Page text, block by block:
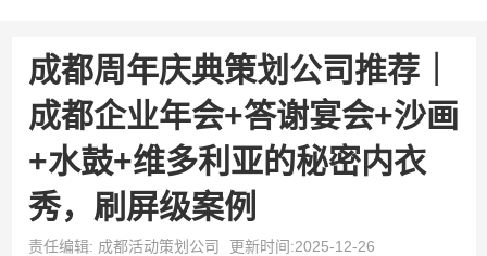
成都周年庆典策划公司推荐｜
成都企业年会+答谢宴会+沙画
+水鼓+维多利亚的秘密内衣
秀，刷屏级案例
责任编辑: 成都活动策划公司 更新时间:2025-12-26